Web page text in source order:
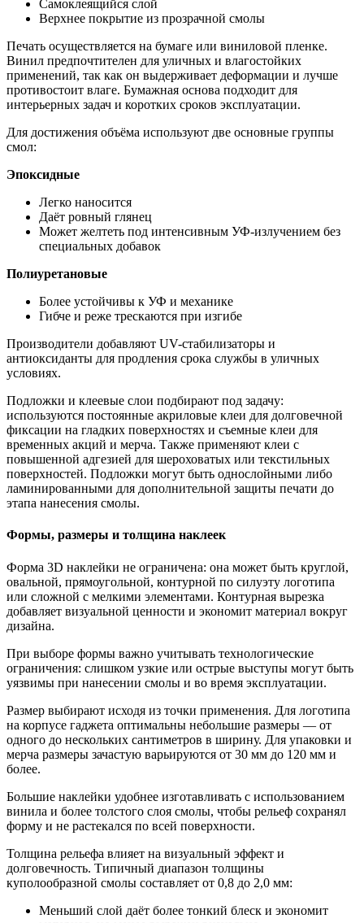
Самоклеящийся слой
Верхнее покрытие из прозрачной смолы
Печать осуществляется на бумаге или виниловой пленке.
Винил предпочтителен для уличных и влагостойких
применений, так как он выдерживает деформации и лучше
противостоит влаге. Бумажная основа подходит для
интерьерных задач и коротких сроков эксплуатации.
Для достижения объёма используют две основные группы
смол:
Эпоксидные
Легко наносится
Даёт ровный глянец
Может желтеть под интенсивным УФ-излучением без
специальных добавок
Полиуретановые
Более устойчивы к УФ и механике
Гибче и реже трескаются при изгибе
Производители добавляют UV-стабилизаторы и
антиоксиданты для продления срока службы в уличных
условиях.
Подложки и клеевые слои подбирают под задачу:
используются постоянные акриловые клеи для долговечной
фиксации на гладких поверхностях и съемные клеи для
временных акций и мерча. Также применяют клеи с
повышенной адгезией для шероховатых или текстильных
поверхностей. Подложки могут быть однослойными либо
ламинированными для дополнительной защиты печати до
этапа нанесения смолы.
Формы, размеры и толщина наклеек
Форма 3D наклейки не ограничена: она может быть круглой,
овальной, прямоугольной, контурной по силуэту логотипа
или сложной с мелкими элементами. Контурная вырезка
добавляет визуальной ценности и экономит материал вокруг
дизайна.
При выборе формы важно учитывать технологические
ограничения: слишком узкие или острые выступы могут быть
уязвимы при нанесении смолы и во время эксплуатации.
Размер выбирают исходя из точки применения. Для логотипа
на корпусе гаджета оптимальны небольшие размеры — от
одного до нескольких сантиметров в ширину. Для упаковки и
мерча размеры зачастую варьируются от 30 мм до 120 мм и
более.
Большие наклейки удобнее изготавливать с использованием
винила и более толстого слоя смолы, чтобы рельеф сохранял
форму и не растекался по всей поверхности.
Толщина рельефа влияет на визуальный эффект и
долговечность. Типичный диапазон толщины
куполообразной смолы составляет от 0,8 до 2,0 мм:
Меньший слой даёт более тонкий блеск и экономит